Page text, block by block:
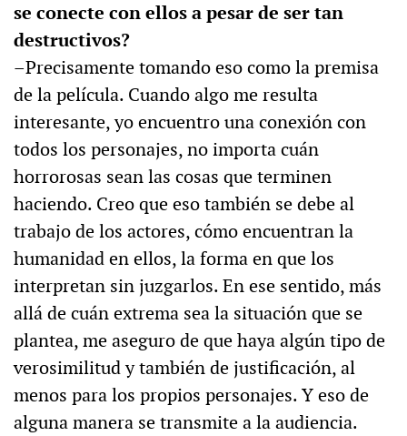
se conecte con ellos a pesar de ser tan
destructivos?
–Precisamente tomando eso como la premisa
de la película. Cuando algo me resulta
interesante, yo encuentro una conexión con
todos los personajes, no importa cuán
horrorosas sean las cosas que terminen
haciendo. Creo que eso también se debe al
trabajo de los actores, cómo encuentran la
humanidad en ellos, la forma en que los
interpretan sin juzgarlos. En ese sentido, más
allá de cuán extrema sea la situación que se
plantea, me aseguro de que haya algún tipo de
verosimilitud y también de justificación, al
menos para los propios personajes. Y eso de
alguna manera se transmite a la audiencia.